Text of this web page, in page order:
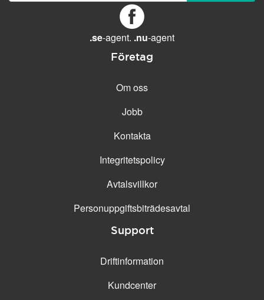
.se-agent. .nu-agent
Företag
Om oss
Jobb
Kontakta
Integritetspolicy
Avtalsvillkor
Personuppgifts­biträdesavtal
Support
Driftinformation
Kundcenter